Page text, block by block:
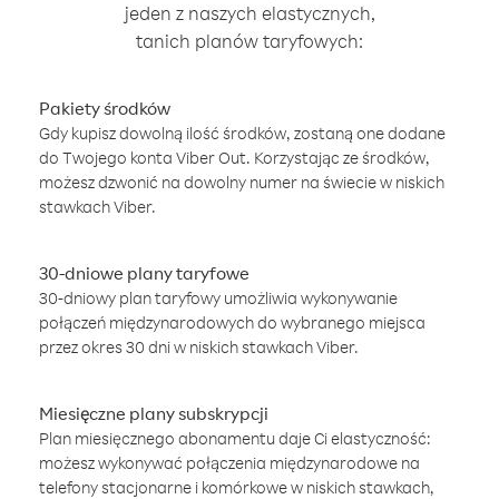
jeden z naszych elastycznych,
tanich planów taryfowych:
Pakiety środków
Gdy kupisz dowolną ilość środków, zostaną one dodane
do Twojego konta Viber Out. Korzystając ze środków,
możesz dzwonić na dowolny numer na świecie w niskich
stawkach Viber.
30-dniowe plany taryfowe
30-dniowy plan taryfowy umożliwia wykonywanie
połączeń międzynarodowych do wybranego miejsca
przez okres 30 dni w niskich stawkach Viber.
Miesięczne plany subskrypcji
Plan miesięcznego abonamentu daje Ci elastyczność:
możesz wykonywać połączenia międzynarodowe na
telefony stacjonarne i komórkowe w niskich stawkach,